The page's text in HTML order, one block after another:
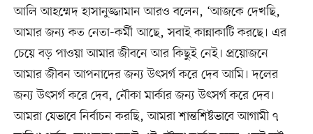
আলি আহম্মেদ হাসানুজ্জামান আরও বলেন, ‘আজকে দেখছি,
আমার জন্য কত নেতা-কর্মী আছে, সবাই কান্নাকাটি করছে। এর
চেয়ে বড় পাওয়া আমার জীবনে আর কিছুই নেই। প্রয়োজনে
আমার জীবন আপনাদের জন্য উৎসর্গ করে দেব আমি। দলের
জন্য উৎসর্গ করে দেব, নৌকা মার্কার জন্য উৎসর্গ করে দেব।
আমরা যেভাবে নির্বাচন করছি, আমরা শান্তশিষ্টভাবে আগামী ৭